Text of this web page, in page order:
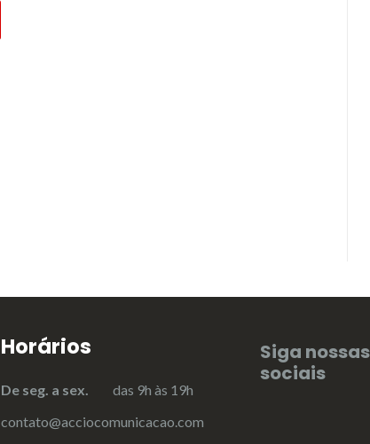
Horários
De seg. a sex. das 9h às 19h
contato@acciocomunicacao.com
Siga
sociais